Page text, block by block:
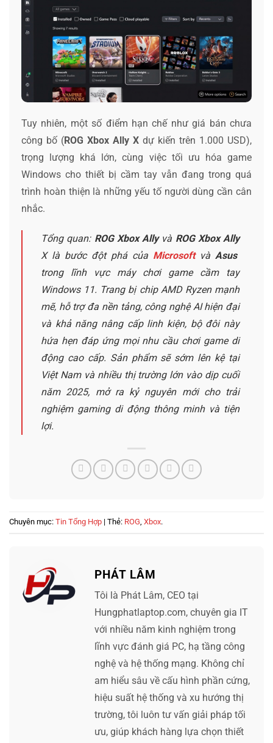
Tuy nhiên, một số điểm hạn chế như giá bán chưa
công bố (ROG Xbox Ally X dự kiến trên 1.000 USD),
trọng lượng khá lớn, cùng việc tối ưu hóa game
Windows cho thiết bị cầm tay vẫn đang trong quá
trình hoàn thiện là những yếu tố người dùng cần cân
nhắc.
Tổng quan: ROG Xbox Allyvà ROG Xbox Ally
X là bước đột phá của Microsoftvà Asus
trong lĩnh vực máy chơi game cầm tay
Windows 11. Trang bị chip AMD Ryzen mạnh
mẽ, hỗ trợ đa nền tảng, công nghệ AI hiện đại
và khả năng nâng cấp linh kiện, bộ đôi này
hứa hẹn đáp ứng mọi nhu cầu chơi game di
động cao cấp. Sản phẩm sẽ sớm lên kệ tại
Việt Nam và nhiều thị trường lớn vào dịp cuối
năm 2025, mở ra kỷ nguyên mới cho trải
nghiệm gaming di động thông minh và tiện
lợi.
Chuyên mục: Tin Tổng Hợp | Thẻ: ROG, Xbox.
PHÁT LÂM
Tôi là Phát Lâm, CEO tại
Hungphatlaptop.com, chuyên gia IT
với nhiều năm kinh nghiệm trong
lĩnh vực đánh giá PC, hạ tầng công
nghệ và hệ thống mạng. Không chỉ
am hiểu sâu về cấu hình phần cứng,
hiệu suất hệ thống và xu hướng thị
trường, tôi luôn tư vấn giải pháp tối
ưu, giúp khách hàng lựa chọn thiết